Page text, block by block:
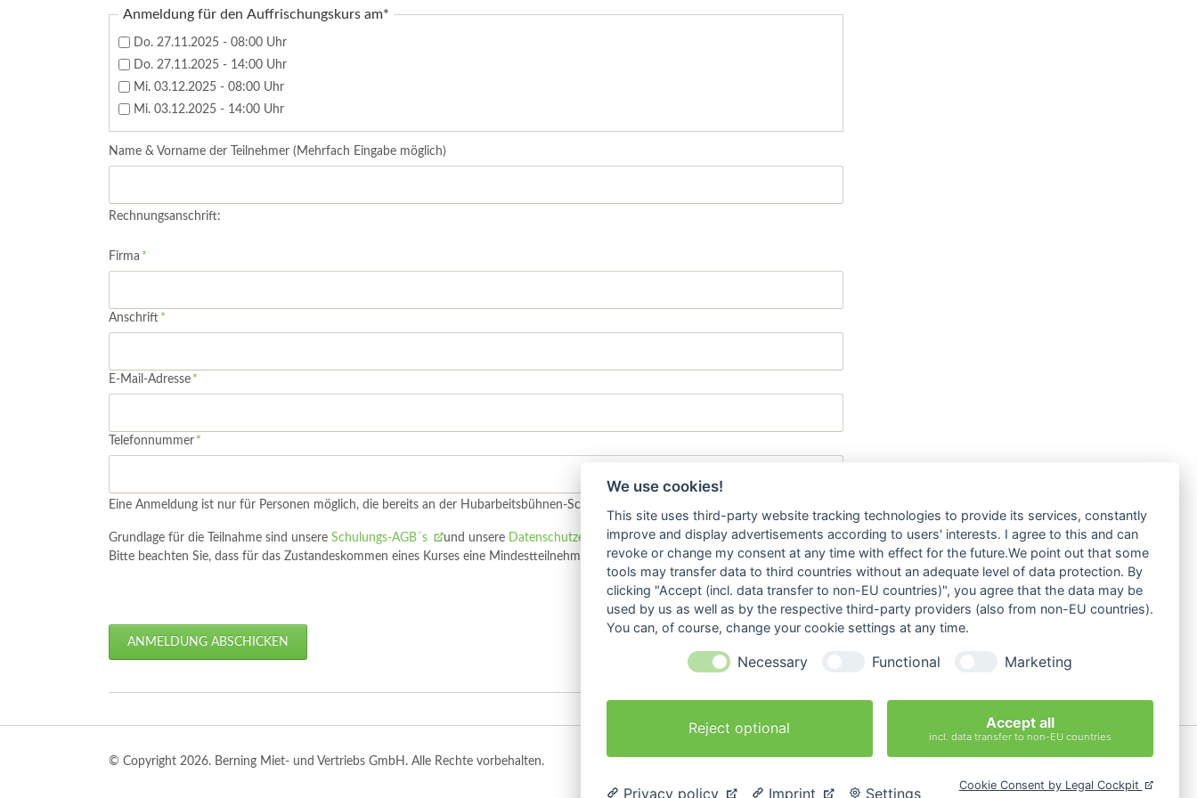
LKW- & Anhänger-Kräne
Glassauger & Lifter
Gabelstapler & Fördertechnik
Betonbau- & Sanierung
Pflichtfeld
Anmeldung für den Auffrischungskurs am*
Do. 27.11.2025 - 08:00 Uhr
Do. 27.11.2025 - 14:00 Uhr
Mi. 03.12.2025 - 08:00 Uhr
Mi. 03.12.2025 - 14:00 Uhr
Name & Vorname der Teilnehmer (Mehrfach Eingabe möglich)
Rechnungsanschrift:
Pflichtfeld
Firma *
Pflichtfeld
Anschrift *
Pflichtfeld
E-Mail-Adresse *
Pflichtfeld
Telefonnummer *
Eine Anmeldung ist nur für Personen möglich, die bereits an der Hubarbeitsbühnen-Schulung nach DGUV 308-008 oder vergleichbar teilgenommen haben.
Grundlage für die Teilnahme sind unsere Schulungs-AGB´s und unsere Datenschutzerklärung, die mit der Anmeldung akzeptiert werden.
Bitte beachten Sie, dass für das Zustandeskommen eines Kurses eine Mindestteilnehmerzahl erforderlich ist.
ANMELDUNG ABSCHICKEN
© Copyright 2026. Berning Miet- und Vertriebs GmbH. Alle Rechte vorbehalten.
Navigation
Impressum Datenschutz Wissenswert AGB
We use cookies!
This site uses third-party website tracking technologies to provide its services, constantly
improve and display advertisements according to users' interests. I agree to this and can
revoke or change my consent at any time with effect for the future.We point out that some
tools may transfer data to third countries without an adequate level of data protection. By
clicking "Accept (incl. data transfer to non-EU countries)", you agree that the data may be
used by us as well as by the respective third-party providers (also from non-EU countries).
You can, of course, change your cookie settings at any time.
Necessary Functional Marketing
Reject optional Accept all
incl. data transfer to non-EU countries
Privacy policy Imprint Settings Cookie Consent by Legal Cockpit